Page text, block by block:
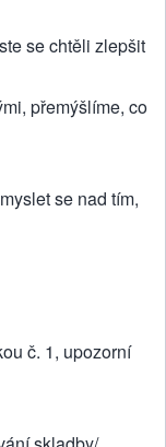
se chtěli zlepšit
přemýšlíme, co
se nad tím,
č. 1, upozorní